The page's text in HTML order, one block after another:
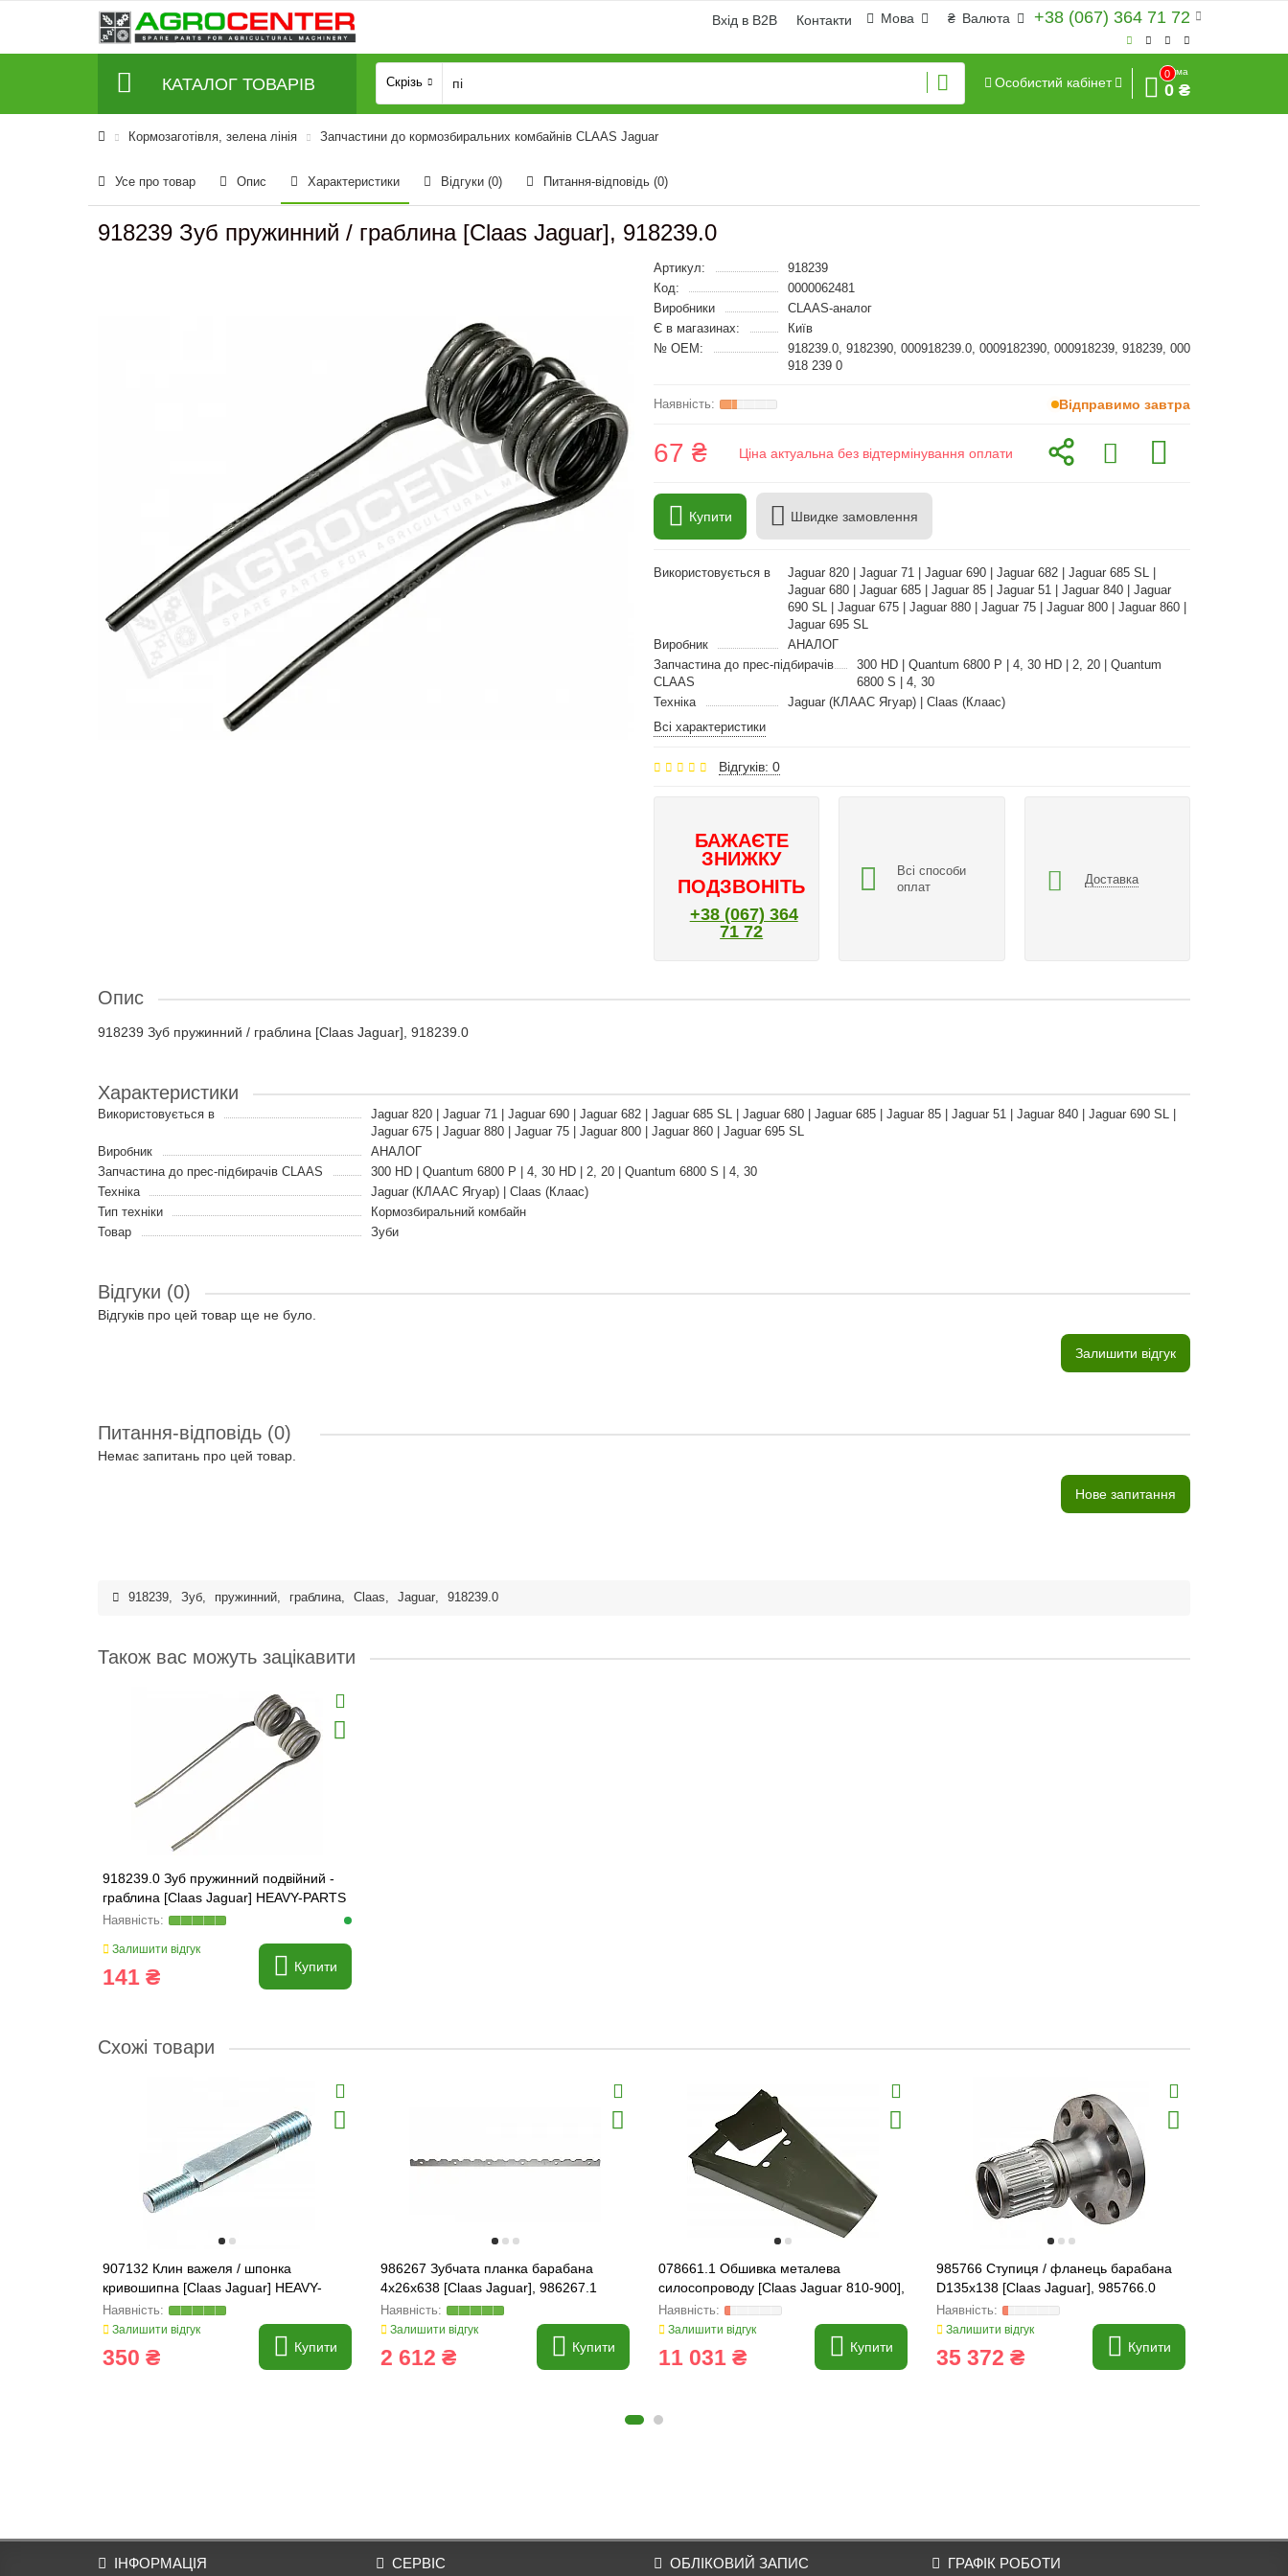
+38 (067) 364 71 72
₴ Валюта
Мова
Вхід в B2B Контакти
КАТАЛОГ ТОВАРІВ Скрізь Особистий кабінет
0
Сума
0 ₴
Кормозаготівля, зелена лінія Запчастини до кормозбиральних комбайнів CLAAS Jaguar
Усе про товар Опис Характеристики Відгуки (0) Питання-відповідь (0)
918239 Зуб пружинний / граблина [Claas Jaguar], 918239.0
Артикул:
918239
Код:
0000062481
Виробники
CLAAS-аналог
Є в магазинах:
Київ
№ OEM:
918239.0, 9182390, 000918239.0, 0009182390, 000918239, 918239, 000
918 239 0
Відправимо завтра
67 ₴ Ціна актуальна без відтермінування оплати
Купити Швидке замовлення
Використовується в
Jaguar 820 | Jaguar 71 | Jaguar 690 | Jaguar 682 | Jaguar 685 SL |
Jaguar 680 | Jaguar 685 | Jaguar 85 | Jaguar 51 | Jaguar 840 | Jaguar
690 SL | Jaguar 675 | Jaguar 880 | Jaguar 75 | Jaguar 800 | Jaguar 860 |
Jaguar 695 SL
Виробник
АНАЛОГ
Запчастина до прес-підбирачів
CLAAS
300 HD | Quantum 6800 P | 4, 30 HD | 2, 20 | Quantum
6800 S | 4, 30
Техніка
Jaguar (КЛААС Ягуар) | Claas (Клаас)
Всі характеристики
Відгуків: 0
БАЖАЄТЕ
ЗНИЖКУ
ПОДЗВОНІТЬ
+38 (067) 364
71 72
Всі способи
оплат
Доставка
Опис
918239 Зуб пружинний / граблина [Claas Jaguar], 918239.0
Характеристики
Використовується в
Jaguar 820 | Jaguar 71 | Jaguar 690 | Jaguar 682 | Jaguar 685 SL | Jaguar 680 | Jaguar 685 | Jaguar 85 | Jaguar 51 | Jaguar 840 | Jaguar 690 SL |
Jaguar 675 | Jaguar 880 | Jaguar 75 | Jaguar 800 | Jaguar 860 | Jaguar 695 SL
Виробник
АНАЛОГ
Запчастина до прес-підбирачів CLAAS
300 HD | Quantum 6800 P | 4, 30 HD | 2, 20 | Quantum 6800 S | 4, 30
Техніка
Jaguar (КЛААС Ягуар) | Claas (Клаас)
Тип техніки
Кормозбиральний комбайн
Товар
Зуби
Відгуки (0)
Відгуків про цей товар ще не було.
Залишити відгук
Питання-відповідь (0)
Немає запитань про цей товар.
Нове запитання
918239, Зуб, пружинний, граблина, Claas, Jaguar, 918239.0
Також вас можуть зацікавити
918239.0 Зуб пружинний подвійний -
граблина [Claas Jaguar] HEAVY-PARTS
ORIGINAL, 918239
Залишити відгук
141 ₴ Купити
Схожі товари
907132 Клин важеля / шпонка
кривошипна [Claas Jaguar] HEAVY-
PARTS ORIGINAL, 907132.2
Залишити відгук
350 ₴ Купити
986267 Зубчата планка барабана
4x26x638 [Claas Jaguar], 986267.1
Залишити відгук
2 612 ₴ Купити
078661.1 Обшивка металева
силосопроводу [Claas Jaguar 810-900],
078661
Залишити відгук
11 031 ₴ Купити
985766 Ступиця / фланець барабана
D135x138 [Claas Jaguar], 985766.0
Залишити відгук
35 372 ₴ Купити
ІНФОРМАЦІЯ СЕРВІС ОБЛІКОВИЙ ЗАПИС ГРАФІК РОБОТИ